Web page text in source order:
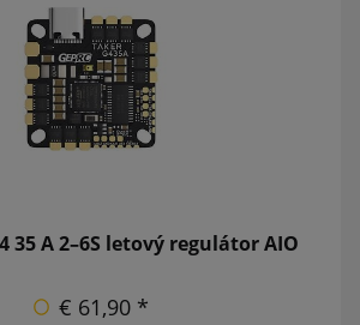
35 A 2–6S letový regulátor AIO
€ 61,90 *